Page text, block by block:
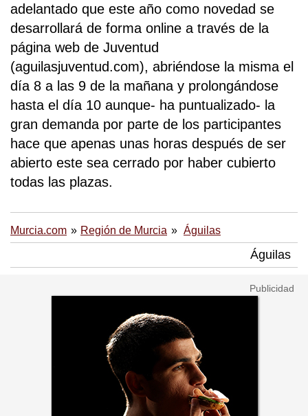
adelantado que este año como novedad se
desarrollará de forma online a través de la
página web de Juventud
(aguilasjuventud.com), abriéndose la misma el
día 8 a las 9 de la mañana y prolongándose
hasta el día 10 aunque- ha puntualizado- la
gran demanda por parte de los participantes
hace que apenas unas horas después de ser
abierto este sea cerrado por haber cubierto
todas las plazas.
Murcia.com Región de Murcia Águilas
Águilas